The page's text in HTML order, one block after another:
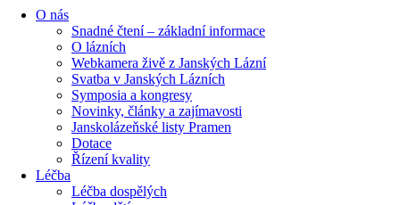
O nás
Snadné čtení – základní informace
O lázních
Webkamera živě z Janských Lázní
Svatba v Janských Lázních
Symposia a kongresy
Novinky, články a zajímavosti
Janskolázeňské listy Pramen
Dotace
Řízení kvality
Léčba
Léčba dospělých